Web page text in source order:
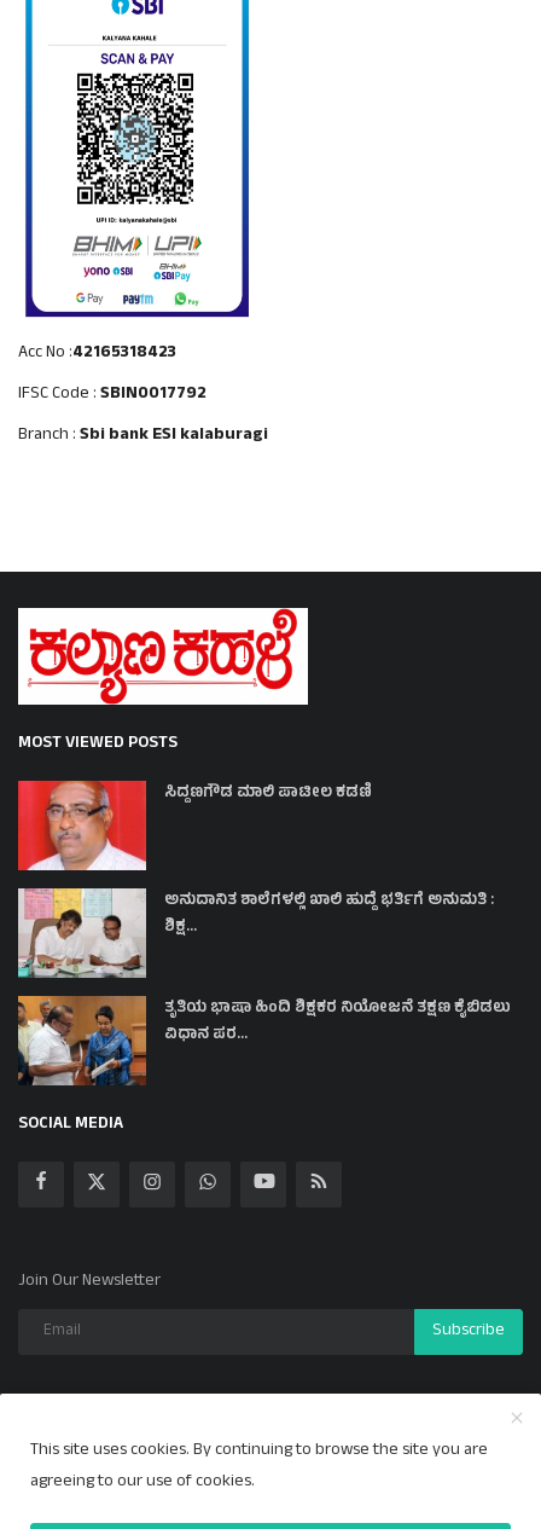
Acc No :42165318423
IFSC Code :SBIN0017792
Branch :Sbi bank ESI kalaburagi
MOST VIEWED POSTS
ಸಿದ್ದಣಗೌಡ ಮಾಲಿ ಪಾಟೀಲ ಕಡಣಿ
ಅನುದಾನಿತ ಶಾಲೆಗಳಲ್ಲಿ ಖಾಲಿ ಹುದ್ದೆ ಭರ್ತಿಗೆ ಅನುಮತಿ :
ಶಿಕ್ಷ...
ತೃತಿಯ ಭಾಷಾ ಹಿಂದಿ ಶಿಕ್ಷಕರ ನಿಯೋಜನೆ ತಕ್ಷಣ ಕೈಬಿಡಲು
ವಿಧಾನ ಪರ...
SOCIAL MEDIA
Join Our Newsletter
Subscribe
Copyright 2024 ಕಲ್ಯಾಣ ಕಹಳೆ - All Rights Reserved.
Privacy Policy
This site uses cookies. By continuing to browse the site you are
agreeing to our use of cookies.